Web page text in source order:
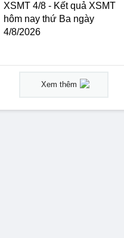
XSMT 4/8 - Kết quả XSMT
hôm nay thứ Ba ngày
4/8/2026
Xem thêm